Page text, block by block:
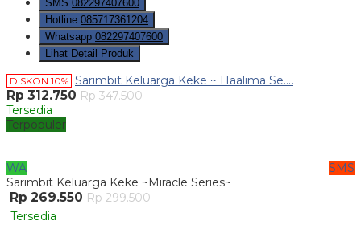
SMS 082297407600
Hotline 085717361204
Whatsapp 082297407600
Lihat Detail Produk
DISKON 10% Sarimbit Keluarga Keke ~ Haalima Se....
Rp 312.750 Rp 347.500
Tersedia
Terpopuler
WA
SMS
Sarimbit Keluarga Keke ~Miracle Series~
Rp 269.550 Rp 299.500
Tersedia